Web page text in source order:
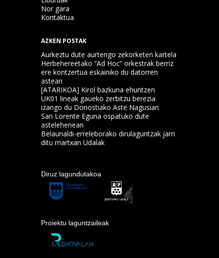
Nor gara
Kontaktua
AZKEN POSTAK
Aurkeztu dute aurtengo zekorketen kartela
Herbehereetako “Ad Hoc” orkestrak berriz
ere kontzertua eskainiko du datorren
astean
[ATARIKOA] Kirol bazkuna ehuntzen
UK01 lineak gaueko zerbitzu berezia
izango du Donostiako Aste Nagusian
San Lorente Eguna ospatuko dute
astelehenean
Belaunaldi-erreleborako dirulaguntzak jarri
ditu martxan Udalak
Diruz lagundutakoa
Proiektu laguntzaileak